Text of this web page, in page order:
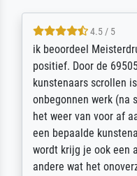
5 / 5
Die Zufriedenheit ist
getrübt, dass das Bild
angegebenen
eine Überraschung für
Ehefrau sein zum
auch Geburtstag sein)
Hause zugestellt